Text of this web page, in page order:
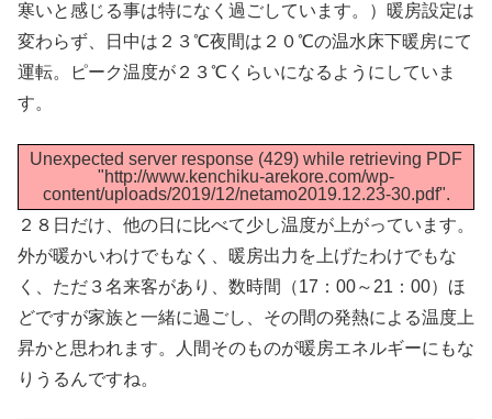
寒いと感じる事は特になく過ごしています。）暖房設定は
変わらず、日中は２３℃夜間は２０℃の温水床下暖房にて
運転。ピーク温度が２３℃くらいになるようにしていま
す。
Unexpected server response (429) while retrieving PDF
"http://www.kenchiku-arekore.com/wp-
content/uploads/2019/12/netamo2019.12.23-30.pdf".
２８日だけ、他の日に比べて少し温度が上がっています。
外が暖かいわけでもなく、暖房出力を上げたわけでもな
く、ただ３名来客があり、数時間（17：00～21：00）ほ
どですが家族と一緒に過ごし、その間の発熱による温度上
昇かと思われます。人間そのものが暖房エネルギーにもな
りうるんですね。